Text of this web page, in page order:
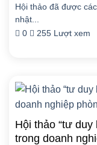
Hội thảo đã được
nhật...
0
255 Lượt xem
Hội thảo “tư
trong doanh